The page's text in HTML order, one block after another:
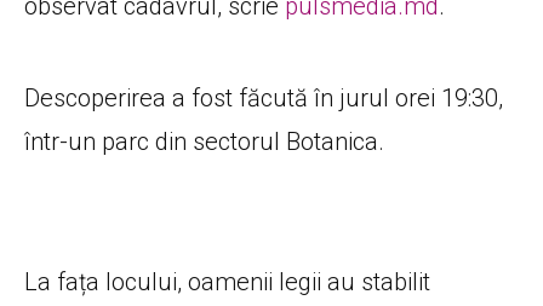
Descoperirea a fost făcută în jurul orei 19:30,
într-un parc din sectorul Botanica.
La fața locului, oamenii legii au stabilit